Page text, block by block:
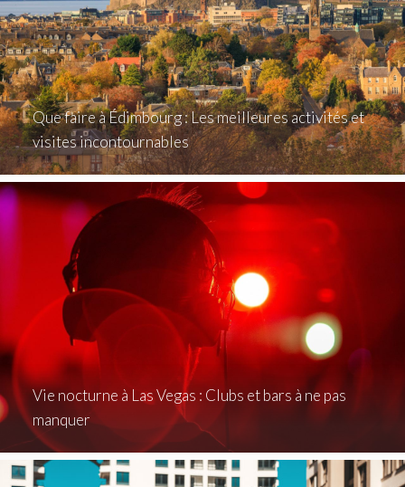
Que faire à Édimbourg : Les meilleures activités et
visites incontournables
Vie nocturne à Las Vegas : Clubs et bars à ne pas
manquer